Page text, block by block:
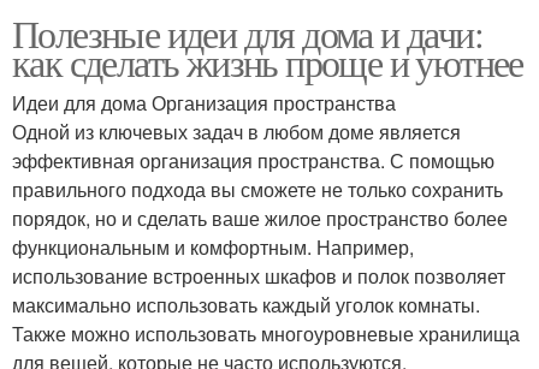
Полезные идеи для дома и дачи:
как сделать жизнь проще и уютнее
Идеи для дома Организация пространства
Одной из ключевых задач в любом доме является
эффективная организация пространства. С помощью
правильного подхода вы сможете не только сохранить
порядок, но и сделать ваше жилое пространство более
функциональным и комфортным. Например,
использование встроенных шкафов и полок позволяет
максимально использовать каждый уголок комнаты.
Также можно использовать многоуровневые хранилища
для вещей, которые не часто используются.